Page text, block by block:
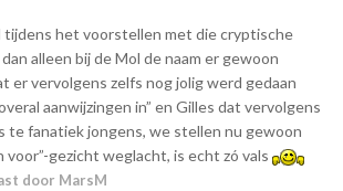
tijdens het voorstellen met die cryptische
alleen bij de Mol de naam er gewoon
er vervolgens zelfs nog jolig werd gedaan
aanwijzingen in” en Gilles dat vervolgens
te fanatiek jongens, we stellen nu gewoon
gezicht weglacht, is echt zó vals
door MarsM